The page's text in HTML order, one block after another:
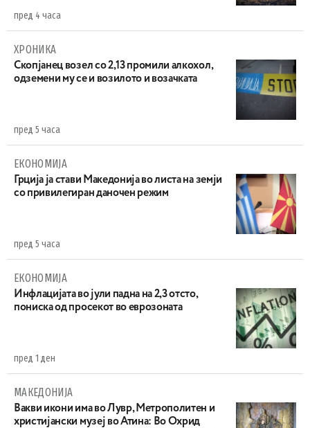
пред 4 часа
ХРОНИКА
Скопјанец возел со 2,13 промили алкохол,
одземени му се и возилото и возачката
пред 5 часа
ЕКОНОМИЈА
Грција ја стави Македонија во листа на земји
со привилегиран даночен режим
пред 5 часа
ЕКОНОМИЈА
Инфлацијата во јули падна на 2,3 отсто,
пониска од просекот во еврозоната
пред 1 ден
МАКЕДОНИЈА
Вакви икони има во Лувр, Метрополитен и
христијански музеј во Атина: Во Охрид